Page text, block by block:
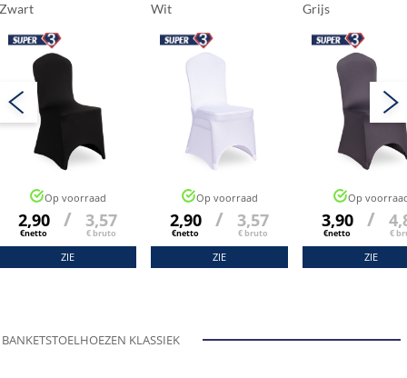
Zwart
Op voorraad
2,90
€netto
/ 3,57
€ bruto
ZIE
Wit
Op voorraad
2,90
€netto
/ 3,57
€ bruto
ZIE
Grijs
Op
3,90
€netto
/
€
ZIE
BANKETSTOELHOEZEN KLASSIEK